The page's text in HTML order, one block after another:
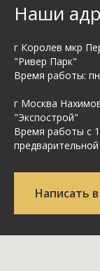
Наши
г Королев мкр
"Ривер Парк"
Время работы:
г Москва
"Экспострой"
Время работы с
предварительной
Написать